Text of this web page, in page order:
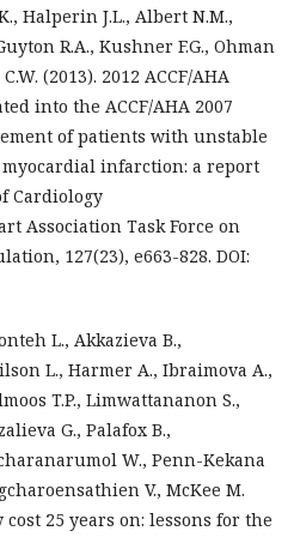
Halperin J.L., Albert N.M.,
R.A., Kushner F.G., Ohman
(2013). 2012 ACCF/AHA
into the ACCF/AHA 2007
of patients with unstable
infarction: a report
Cardiology
Association Task Force on
127(23), e663-828. DOI:
L., Akkazieva B.,
L., Harmer A., Ibraimova A.,
T.P., Limwattananon S.,
G., Palafox B.,
W., Penn-Kekana
V., McKee M.
25 years on: lessons for the